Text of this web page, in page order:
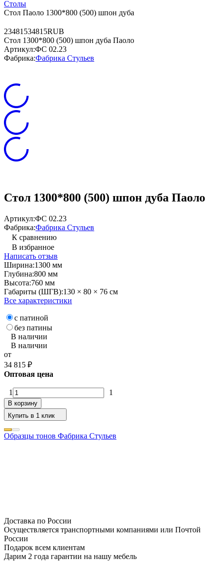
Столы
Стол Паоло 1300*800 (500) шпон дуба
23481534815RUB
Стол 1300*800 (500) шпон дуба Паоло
Артикул:ФС 02.23
Фабрика:Фабрика Стульев
Стол 1300*800 (500) шпон дуба Паоло
Артикул:ФС 02.23
Фабрика:Фабрика Стульев
К сравнению
В избранное
Написать отзыв
Ширина:1300 мм
Глубина:800 мм
Высота:760 мм
Габариты (ШГВ):130 × 80 × 76 см
Все характеристики
с патиной
без патины
В наличии
В наличии
от
34 815 ₽
Оптовая цена
1 1
В корзину
Купить в 1 клик
Образцы тонов Фабрика Стульев
Доставка по России
Осуществляется транспортными компаниями или Почтой
России
Подарок всем клиентам
Дарим 2 года гарантии на нашу мебель